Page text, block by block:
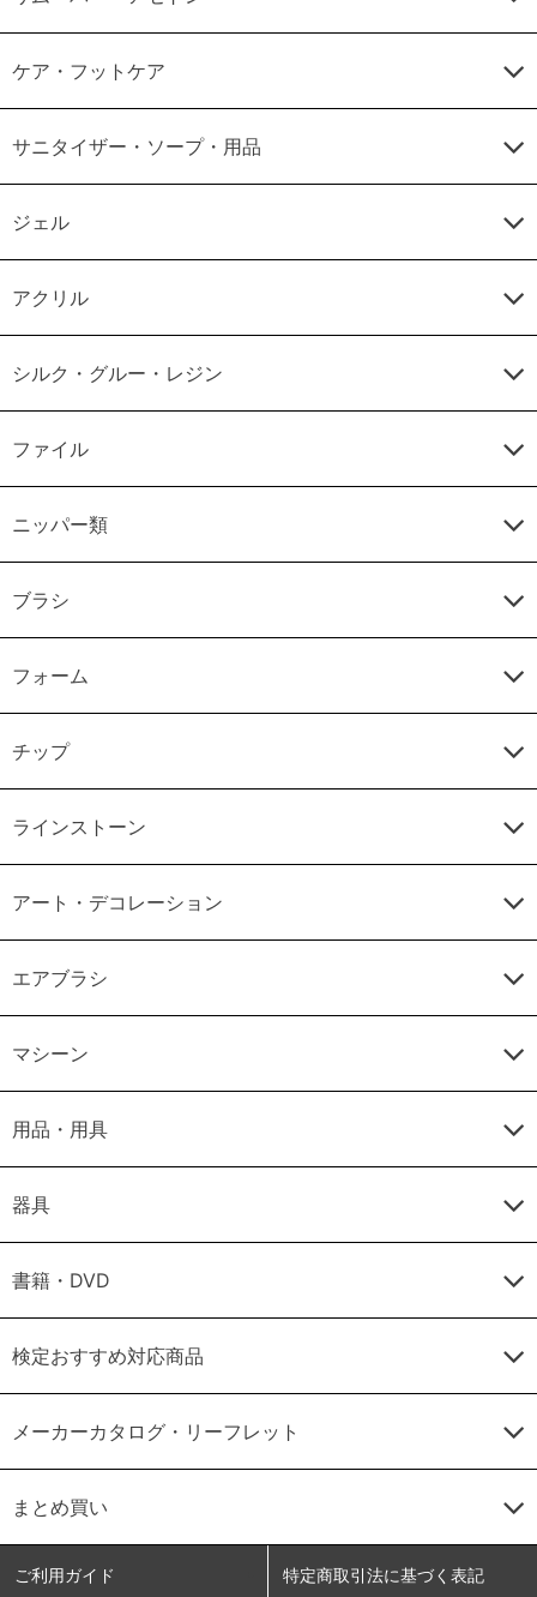
ケア・フットケア
サニタイザー・ソープ・用品
ジェル
アクリル
シルク・グルー・レジン
ファイル
ニッパー類
ブラシ
フォーム
チップ
ラインストーン
アート・デコレーション
エアブラシ
マシーン
用品・用具
器具
書籍・DVD
検定おすすめ対応商品
メーカーカタログ・リーフレット
まとめ買い
ご利用ガイド 特定商取引法に基づく表記